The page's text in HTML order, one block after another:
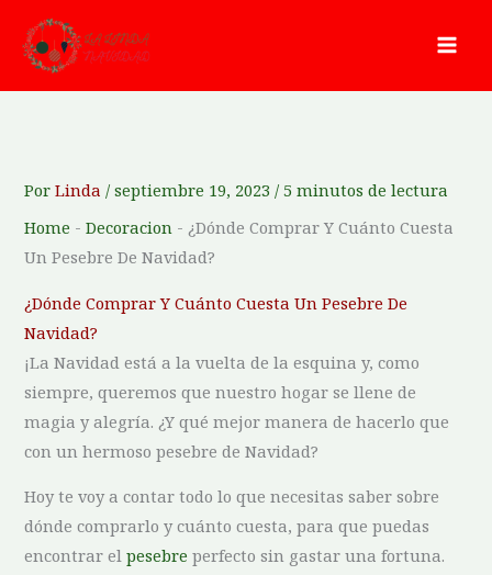
contenido
PorLinda /septiembre 19, 2023 /5 minutos de lectura
Home -Decoracion - ¿Dónde Comprar Y Cuánto Cuesta
Un Pesebre De Navidad?
¿Dónde Comprar Y Cuánto Cuesta Un Pesebre De
Navidad?
¡La Navidad está a la​ vuelta de la esquina y, como
siempre, queremos que⁤ nuestro hogar se llene de
magia y alegría. ⁢¿Y qué mejor manera de hacerlo que
con un hermoso pesebre​ de Navidad?⁣
Hoy te voy a contar todo lo⁣ que necesitas‌ saber sobre
dónde comprarlo ‌y cuánto cuesta, para que puedas
encontrar el⁢pesebre perfecto sin gastar una fortuna.